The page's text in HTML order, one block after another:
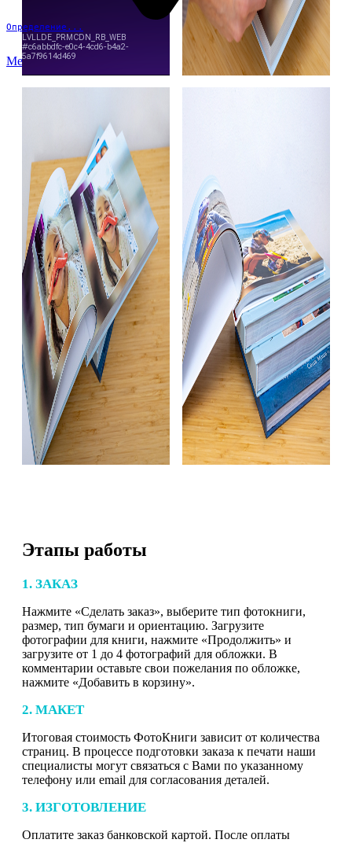
Определение...
Меню
Этапы работы
1. ЗАКАЗ
Нажмите «Сделать заказ», выберите тип фотокниги,
размер, тип бумаги и ориентацию. Загрузите
фотографии для книги, нажмите «Продолжить» и
загрузите от 1 до 4 фотографий для обложки. В
комментарии оставьте свои пожелания по обложке,
нажмите «Добавить в корзину».
2. МАКЕТ
Итоговая стоимость ФотоКниги зависит от количества
страниц. В процессе подготовки заказа к печати наши
специалисты могут связаться с Вами по указанному
телефону или email для согласования деталей.
3. ИЗГОТОВЛЕНИЕ
Оплатите заказ банковской картой. После оплаты